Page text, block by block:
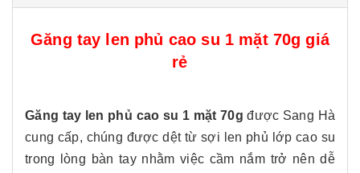
Găng tay len phủ cao su 1 mặt 70g giá
rẻ
Găng tay len phủ cao su 1 mặt 70g được Sang Hà
cung cấp, chúng được dệt từ sợi len phủ lớp cao su
trong lòng bàn tay nhằm việc cầm nắm trở nên dễ